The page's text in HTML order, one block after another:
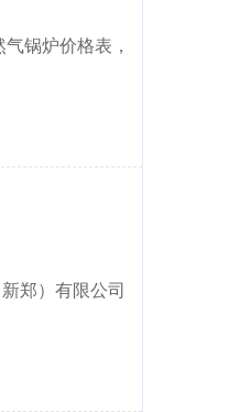
锅炉价格表，
郑）有限公司